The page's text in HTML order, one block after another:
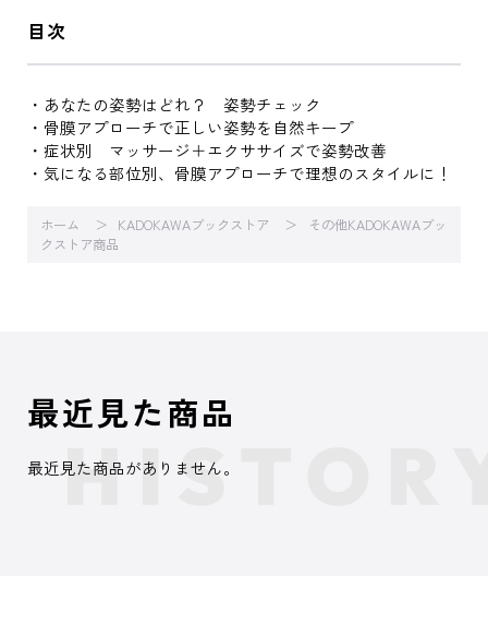
目次
・あなたの姿勢はどれ？ 姿勢チェック
・骨膜アプローチで正しい姿勢を自然キープ
・症状別 マッサージ＋エクササイズで姿勢改善
・気になる部位別、骨膜アプローチで理想のスタイルに！
ホーム KADOKAWAブックストア
その他KADOKAWAブッ
クストア商品
最近見た商品
最近見た商品がありません。